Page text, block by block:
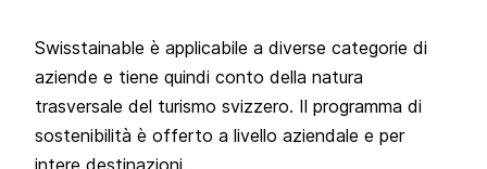
Swisstainable è applicabile a diverse categorie di
aziende e tiene quindi conto della natura
trasversale del turismo svizzero. Il programma di
sostenibilità è offerto a livello aziendale e per
intere destinazioni